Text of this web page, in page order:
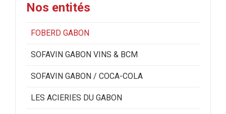
Nos entités
FOBERD GABON
SOFAVIN GABON VINS & BCM
SOFAVIN GABON / COCA-COLA
LES ACIERIES DU GABON